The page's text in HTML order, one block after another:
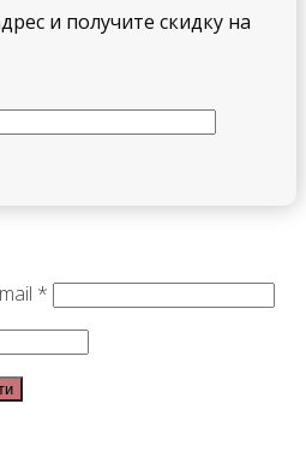
и получите скидку на
*